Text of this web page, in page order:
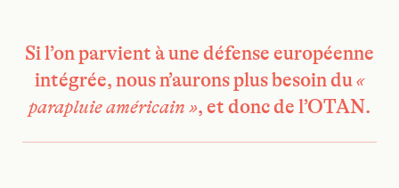
Si l’on parvient à une défense européenne
intégrée, nous n’aurons plus besoin du«
parapluie américain », et donc de l’OTAN.